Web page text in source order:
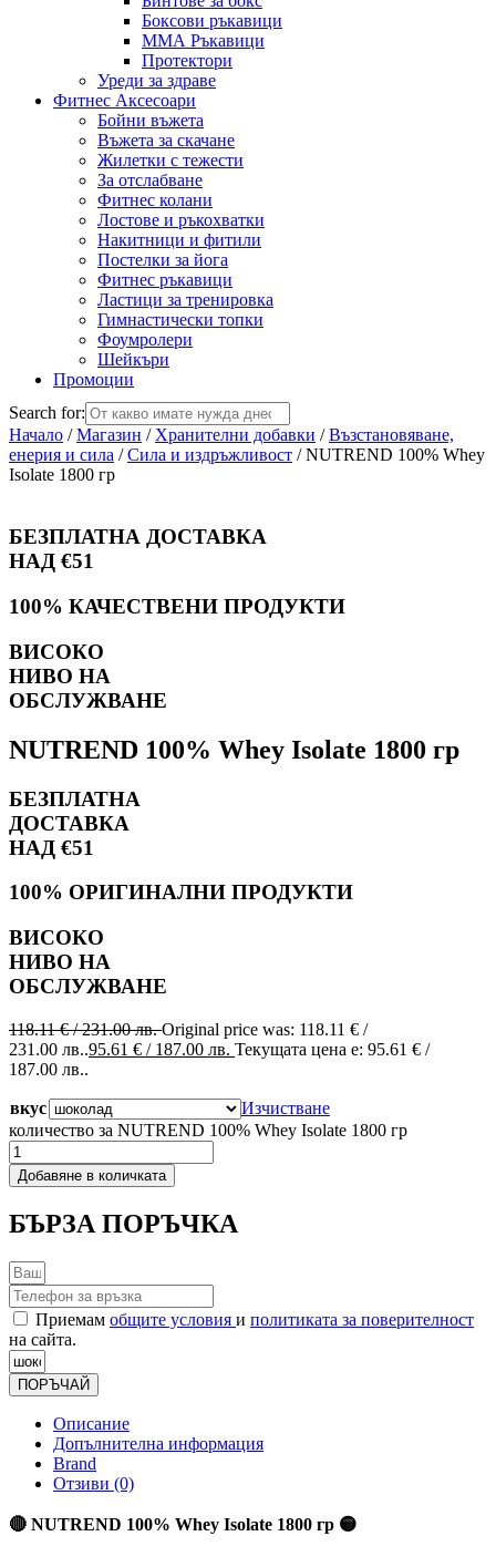
Боксови ръкавици
ММА Ръкавици
Протектори
Уреди за здраве
Фитнес Аксесоари
Бойни въжета
Въжета за скачане
Жилетки с тежести
За отслабване
Фитнес колани
Лостове и ръкохватки
Накитници и фитили
Постелки за йога
Фитнес ръкавици
Ластици за тренировка
Гимнастически топки
Фоумролери
Шейкъри
Промоции
Search for:
Начало /Магазин / Хранителни добавки /Възстановяване,
енерия и сила /Сила и издръжливост / NUTREND 100% Whey
Isolate 1800 гр
БЕЗПЛАТНА ДОСТАВКА
НАД €51
100% КАЧЕСТВЕНИ ПРОДУКТИ
ВИСОКО
НИВО НА
ОБСЛУЖВАНЕ
NUTREND 100% Whey Isolate 1800 гр
БЕЗПЛАТНА
ДОСТАВКА
НАД €51
100% ОРИГИНАЛНИ ПРОДУКТИ
ВИСОКО
НИВО НА
ОБСЛУЖВАНЕ
118.11€/ 231.00 лв.Original price was: 118.11 € /
231.00 лв..95.61 € / 187.00 лв. Текущата цена е: 95.61 € /
187.00 лв..
вкус
Изчистване
количество за NUTREND 100% Whey Isolate 1800 гр
Добавяне в количката
БЪРЗА ПОРЪЧКА
Приемам общите условия и политиката за поверителност
на сайта.
ПОРЪЧАЙ
Описание
Допълнителна информация
Brand
Отзиви (0)
🔴 NUTREND 100% Whey Isolate 1800 гр 🟡